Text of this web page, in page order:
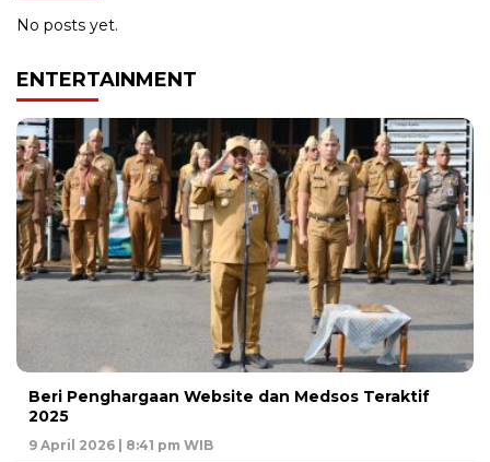
No posts yet.
ENTERTAINMENT
Beri Penghargaan Website dan Medsos Teraktif
2025
9 April 2026 | 8:41 pm WIB